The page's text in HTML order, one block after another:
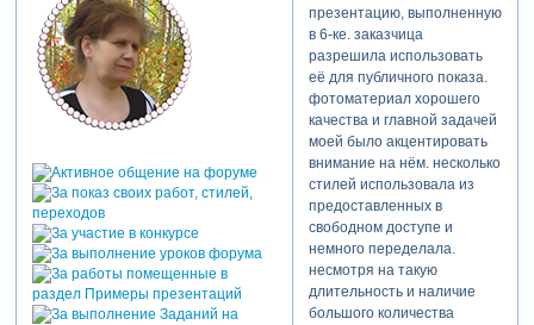
презентацию, выполненную
в 6-ке. заказчица
разрешила использовать
её для публичного показа.
фотоматериал хорошего
качества и главной задачей
моей было акцентировать
внимание на нём. несколько
стилей использовала из
предоставленных в
свободном доступе и
немного переделала.
несмотря на такую
длительность и наличие
большого количества